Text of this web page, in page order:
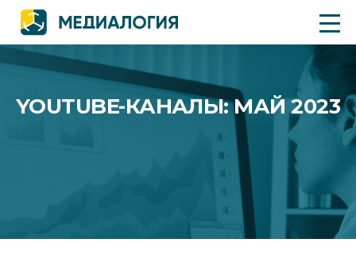
YOUTUBE-КАНАЛЫ: МАЙ 2023